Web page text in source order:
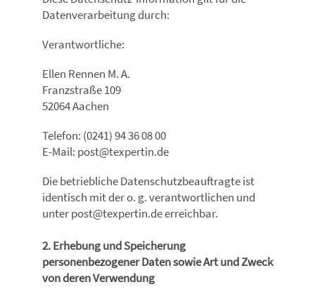
Datenverarbeitung durch:
Verantwortliche:
Ellen Rennen M. A.
Franzstraße 109
52064 Aachen
Telefon: (0241) 94 36 08 00
E-Mail: post@texpertin.de
Die betriebliche Datenschutzbeauftragte ist
identisch mit der o. g. verantwortlichen und
unter post@texpertin.de erreichbar.
2. Erhebung und Speicherung
personenbezogener Daten sowie Art und Zweck
von deren Verwendung